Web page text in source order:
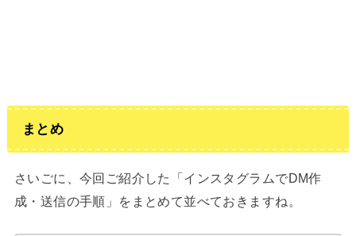
まとめ
さいごに、今回ご紹介した「インスタグラムでDM作
成・送信の手順」をまとめて並べておきますね。